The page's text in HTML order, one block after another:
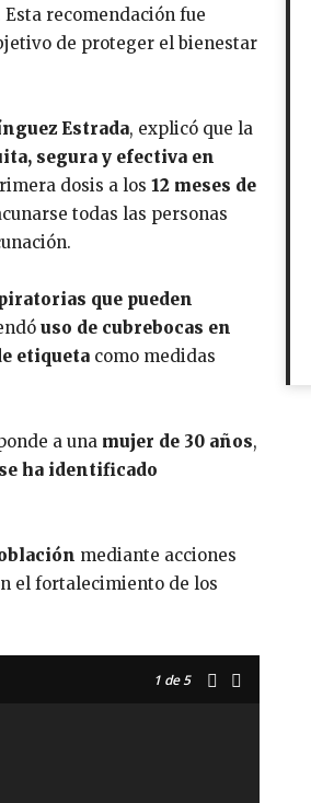
recomendación fue
de proteger el bienestar
Estrada, explicó que la
segura y efectiva en
dosis a los 12 meses de
todas las personas
que pueden
uso de cubrebocas en
etiqueta como medidas
a una mujer de 30 años,
ha identificado
mediante acciones
el fortalecimiento de los
1de 5